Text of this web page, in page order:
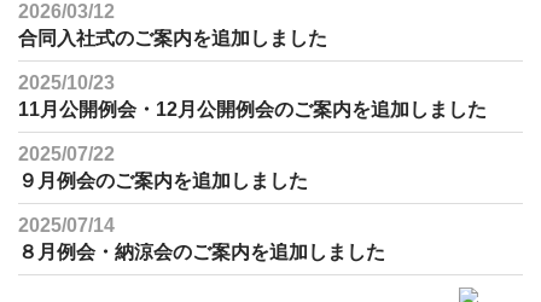
2026/03/12
合同入社式のご案内を追加しました
2025/10/23
11月公開例会・12月公開例会のご案内を追加しました
2025/07/22
９月例会のご案内を追加しました
2025/07/14
８月例会・納涼会のご案内を追加しました